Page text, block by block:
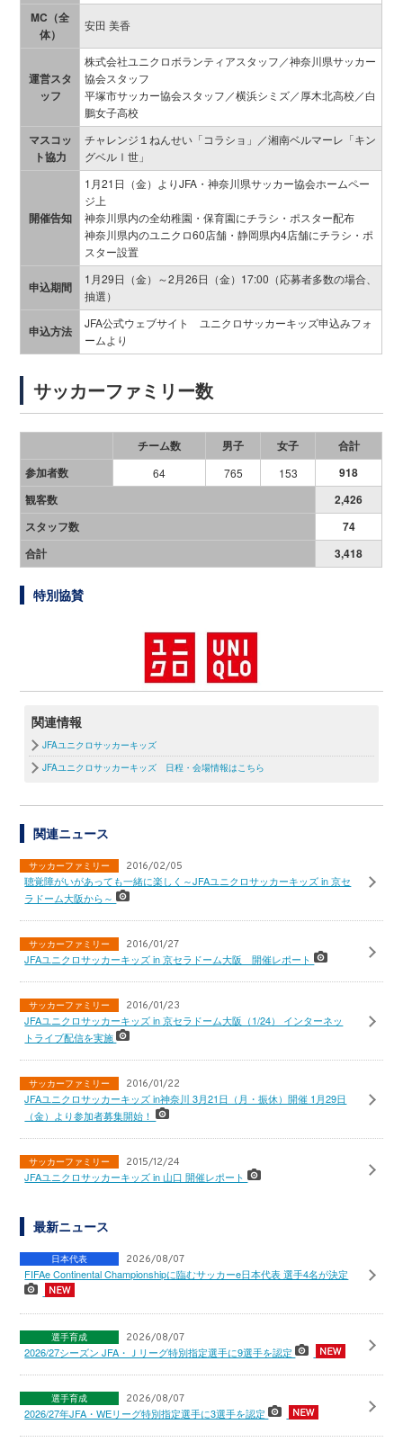
MC（全
体）
安田 美香
運営スタ
ッフ
株式会社ユニクロボランティアスタッフ／神奈川県サッカー
協会スタッフ
平塚市サッカー協会スタッフ／横浜シミズ／厚木北高校／白
鵬女子高校
マスコッ
ト協力
チャレンジ１ねんせい「コラショ」／湘南ベルマーレ「キン
グベルⅠ世」
開催告知
1月21日（金）よりJFA・神奈川県サッカー協会ホームペー
ジ上
神奈川県内の全幼稚園・保育園にチラシ・ポスター配布
神奈川県内のユニクロ60店舗・静岡県内4店舗にチラシ・ポ
スター設置
申込期間
1月29日（金）～2月26日（金）17:00（応募者多数の場合、
抽選）
申込方法
JFA公式ウェブサイト ユニクロサッカーキッズ申込みフォ
ームより
サッカーファミリー数
チーム数 男子 女子
合計
参加者数
64 765 153
918
観客数
2,426
スタッフ数
74
合計
3,418
特別協賛
関連情報
JFAユニクロサッカーキッズ
JFAユニクロサッカーキッズ 日程・会場情報はこちら
関連ニュース
サッカーファミリー 2016/02/05
聴覚障がいがあっても一緒に楽しく～JFAユニクロサッカーキッズ in 京セ
ラドーム大阪から～
サッカーファミリー 2016/01/27
JFAユニクロサッカーキッズ in 京セラドーム大阪 開催レポート
サッカーファミリー 2016/01/23
JFAユニクロサッカーキッズ in 京セラドーム大阪（1/24） インターネッ
トライブ配信を実施
サッカーファミリー 2016/01/22
JFAユニクロサッカーキッズ in神奈川 3月21日（月・振休）開催 1月29日
（金）より参加者募集開始！
サッカーファミリー 2015/12/24
JFAユニクロサッカーキッズ in 山口 開催レポート
最新ニュース
日本代表 2026/08/07
FIFAe Continental Championshipに臨むサッカーe日本代表 選手4名が決定
選手育成 2026/08/07
2026/27シーズン JFA・Ｊリーグ特別指定選手に9選手を認定
選手育成 2026/08/07
2026/27年JFA・WEリーグ特別指定選手に3選手を認定